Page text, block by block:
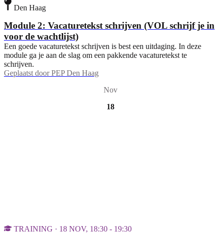
Den Haag
Module 2: Vacaturetekst schrijven (VOL schrijf je in
voor de wachtlijst)
Een goede vacaturetekst schrijven is best een uitdaging. In deze
module ga je aan de slag om een pakkende vacaturetekst te
schrijven.
Geplaatst door PEP Den Haag
Nov
18
TRAINING · 18 NOV, 18:30 - 19:30